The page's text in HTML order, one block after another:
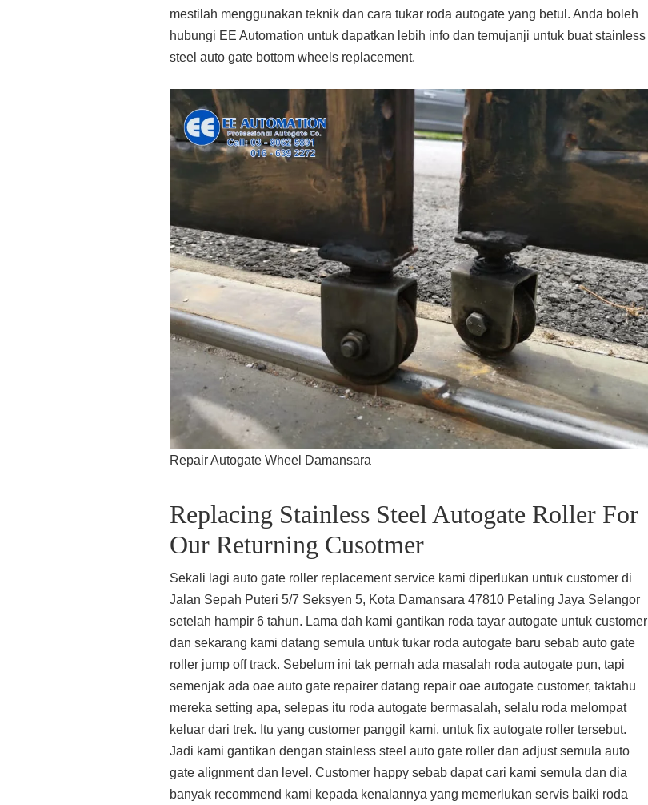
mestilah menggunakan teknik dan cara tukar roda autogate yang betul. Anda boleh
hubungi EE Automation untuk dapatkan lebih info dan temujanji untuk buat stainless
steel auto gate bottom wheels replacement.
Repair Autogate Wheel Damansara
Replacing Stainless Steel Autogate Roller For
Our Returning Cusotmer
Sekali lagi auto gate roller replacement service kami diperlukan untuk customer di
Jalan Sepah Puteri 5/7 Seksyen 5, Kota Damansara 47810 Petaling Jaya Selangor
setelah hampir 6 tahun. Lama dah kami gantikan roda tayar autogate untuk customer
dan sekarang kami datang semula untuk tukar roda autogate baru sebab auto gate
roller jump off track. Sebelum ini tak pernah ada masalah roda autogate pun, tapi
semenjak ada oae auto gate repairer datang repair oae autogate customer, taktahu
mereka setting apa, selepas itu roda autogate bermasalah, selalu roda melompat
keluar dari trek. Itu yang customer panggil kami, untuk fix autogate roller tersebut.
Jadi kami gantikan dengan stainless steel auto gate roller dan adjust semula auto
gate alignment dan level. Customer happy sebab dapat cari kami semula dan dia
banyak recommend kami kepada kenalannya yang memerlukan servis baiki roda